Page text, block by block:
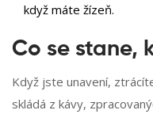
když máte žízeň.
Co se stane,
Když jste unavení,
skládá z kávy,